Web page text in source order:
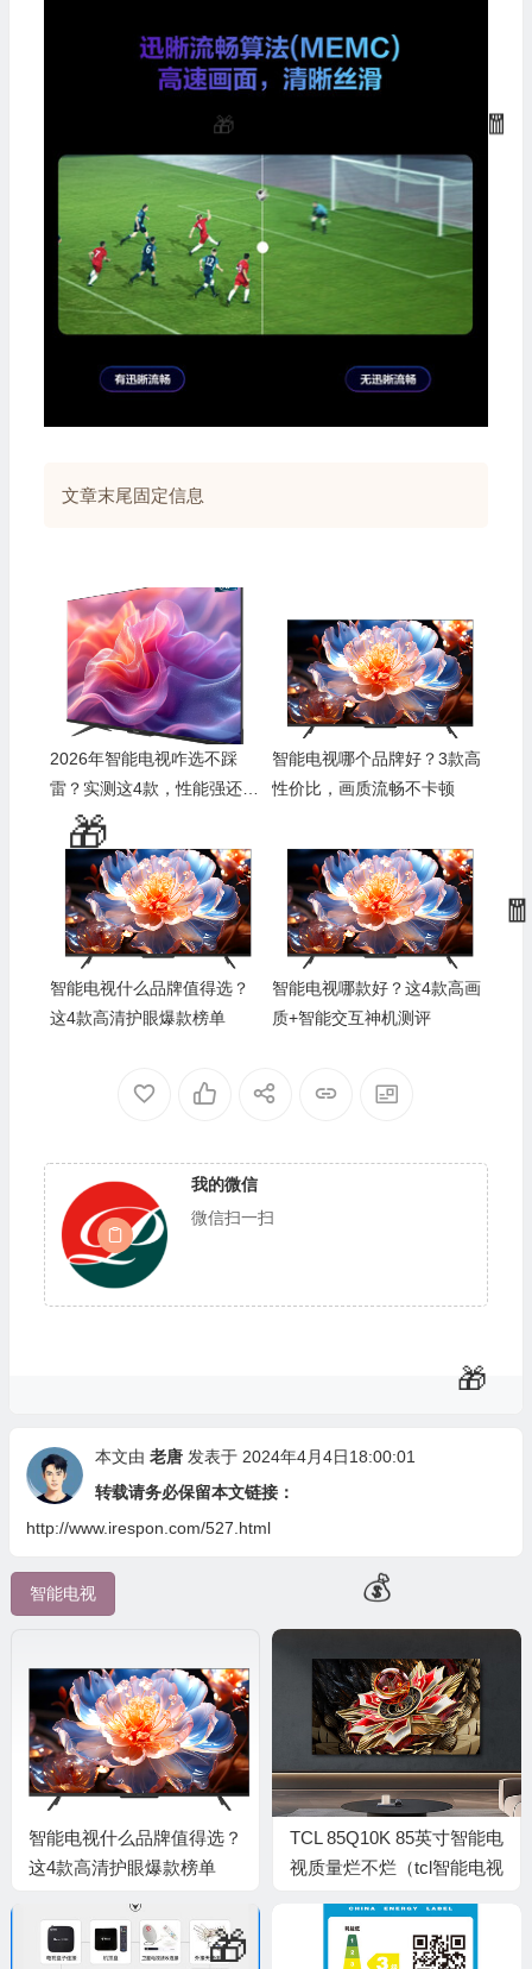
文章末尾固定信息
2026年智能电视咋选不踩
雷？实测这4款，性能强还省
钱，速看！
智能电视哪个品牌好？3款高
性价比，画质流畅不卡顿
智能电视什么品牌值得选？
这4款高清护眼爆款榜单
智能电视哪款好？这4款高画
质+智能交互神机测评
我的微信
微信扫一扫
本文由 老唐发表于 2024年4月4日18:00:01
转载请务必保留本文链接：
http://www.irespon.com/527.html
智能电视
智能电视什么品牌值得选？
这4款高清护眼爆款榜单
TCL 85Q10K 85英寸智能电
视质量烂不烂（tcl智能电视
🎁
🎁
🎁
💰